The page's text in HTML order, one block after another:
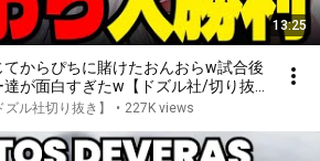
13:25
てからぴちに賭けたおんおらw試合後
が面白すぎたw【ドズル社/切り抜
んじゅうる/おんりー/おらふくん】
ル社切り抜き】 • 227K views